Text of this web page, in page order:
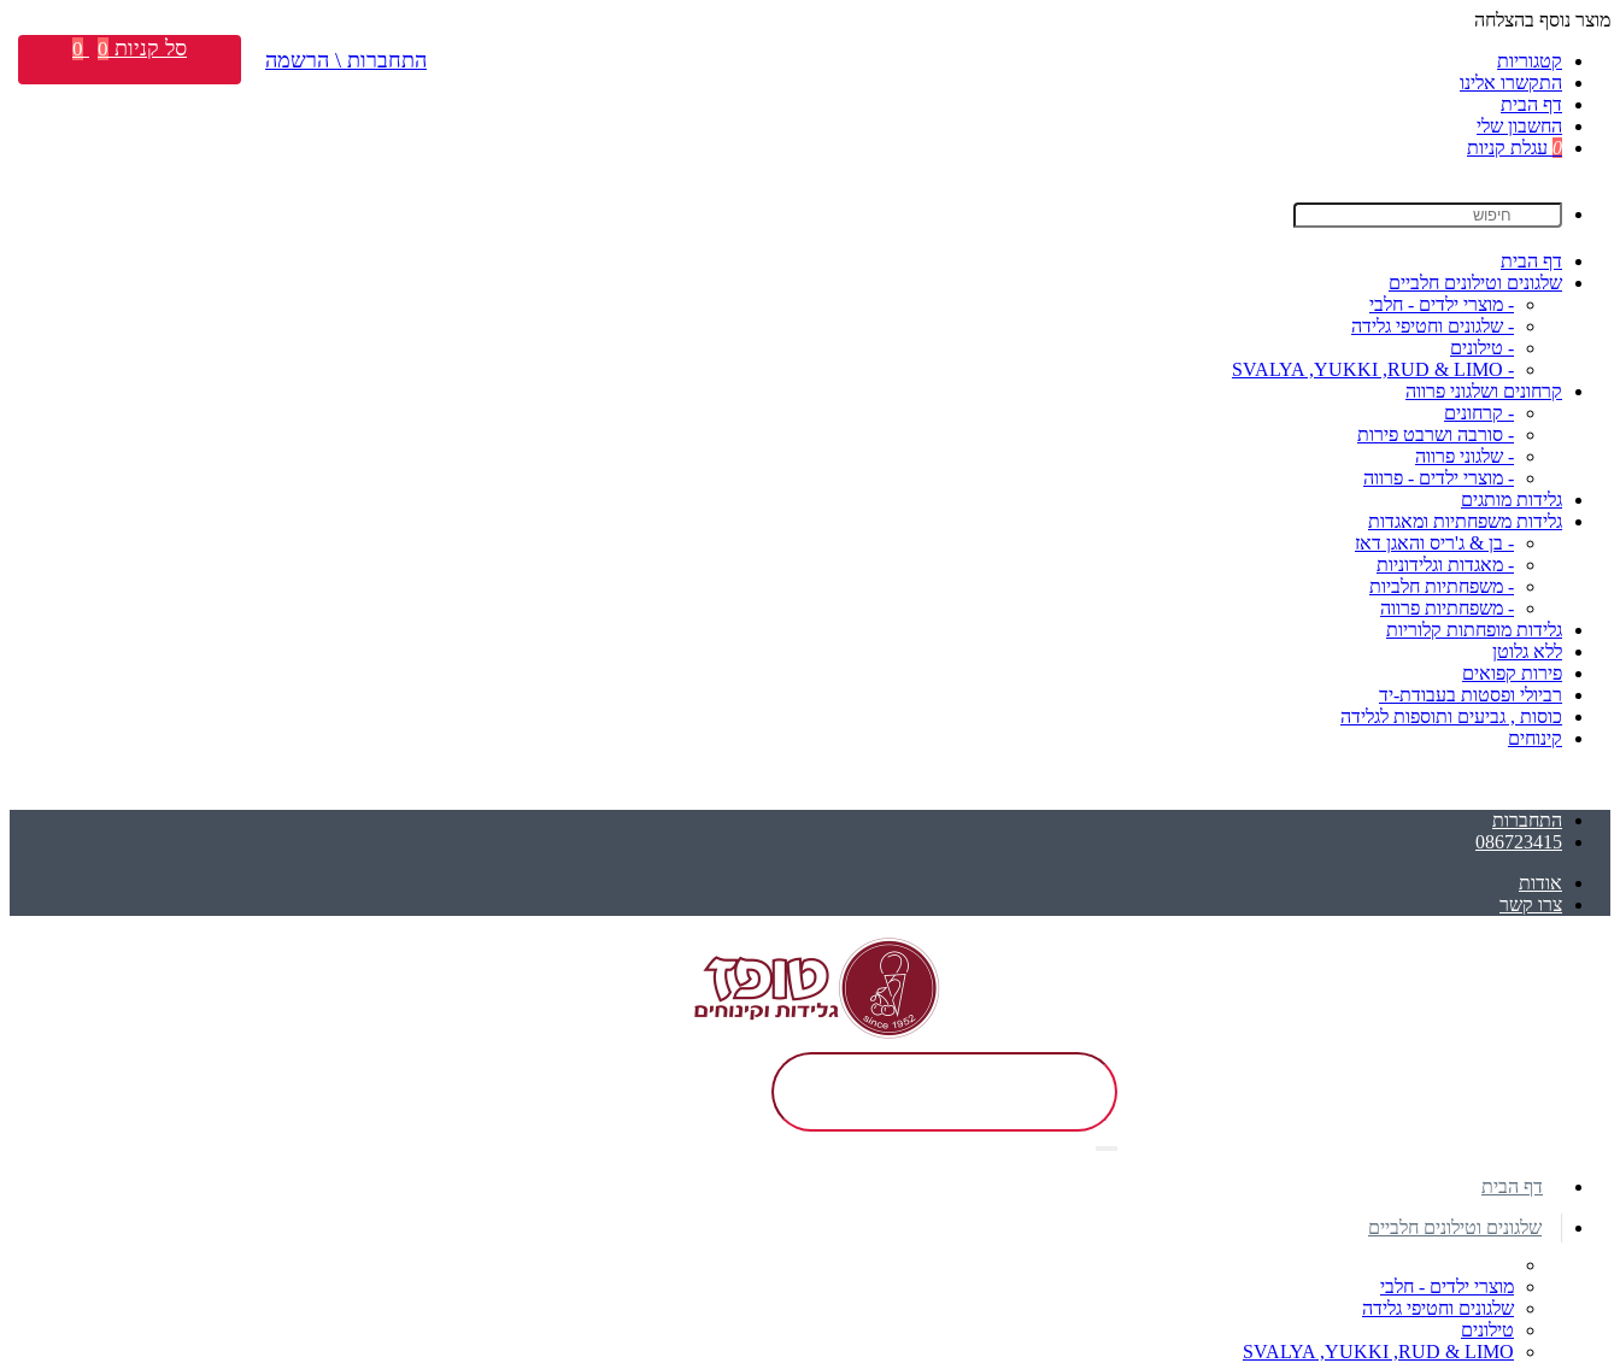
מוצר נוסף בהצלחה
קטגוריות
התקשרו אלינו
דף הבית
החשבון שלי
0 עגלת קניות
דף הבית
שלגונים וטילונים חלביים
- מוצרי ילדים - חלבי
- שלגונים וחטיפי גלידה
- טילונים
- SVALYA ,YUKKI ,RUD & LIMO
קרחונים ושלגוני פרווה
- קרחונים
- סורבה ושרבט פירות
- שלגוני פרווה
- מוצרי ילדים - פרווה
גלידות מותגים
גלידות משפחתיות ומאגדות
- בן & ג'ריס והאגן דאז
- מאגדות וגלידוניות
- משפחתיות חלביות
- משפחתיות פרווה
גלידות מופחתות קלוריות
ללא גלוטן
פירות קפואים
רביולי ופסטות בעבודת-יד
כוסות , גביעים ותוספות לגלידה
קינוחים
התחברות
086723415
אודות
צרו קשר
התחברות \ הרשמה סל קניות 0
0
דף הבית
שלגונים וטילונים חלביים
מוצרי ילדים - חלבי
שלגונים וחטיפי גלידה
טילונים
SVALYA ,YUKKI ,RUD & LIMO